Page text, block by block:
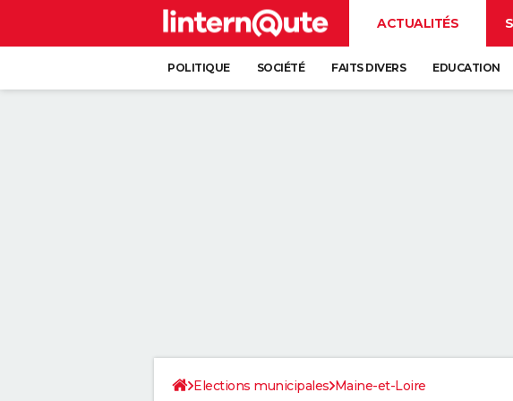
ACTUALITÉS
POLITIQUE SOCIÉTÉ FAITS DIVERS EDUCATION
Elections municipales Maine-et-Loire